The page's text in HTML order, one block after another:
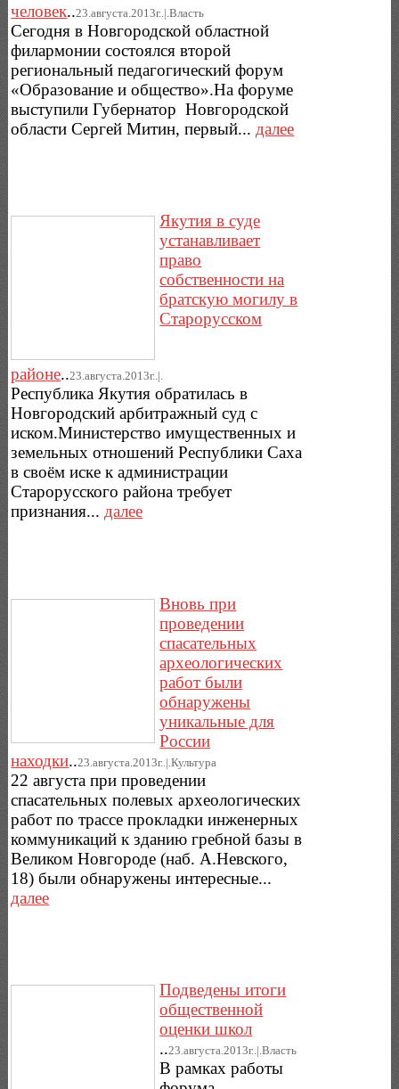
человек..23.августа.2013г..|.Власть
Сегодня в Новгородской областной
филармонии состоялся второй
региональный педагогический форум
«Образование и общество».На форуме
выступили Губернатор Новгородской
области Сергей Митин, первый... далее
Якутия в суде
устанавливает
право
собственности на
братскую могилу в
Старорусском
районе..23.августа.2013г..|.
Республика Якутия обратилась в
Новгородский арбитражный суд с
иском.Министерство имущественных и
земельных отношений Республики Саха
в своём иске к администрации
Старорусского района требует
признания...далее
Вновь при
проведении
спасательных
археологических
работ были
обнаружены
уникальные для
России
находки..23.августа.2013г..|.Культура
22 августа при проведении
спасательных полевых археологических
работ по трассе прокладки инженерных
коммуникаций к зданию гребной базы в
Великом Новгороде (наб. А.Невского,
18) были обнаружены интересные...
далее
Подведены итоги
общественной
оценки школ
..23.августа.2013г..|.Власть
В рамках работы